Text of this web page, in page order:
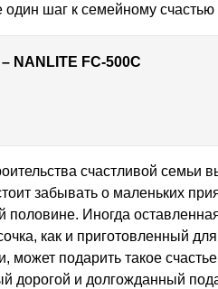
один шаг к семейному
FC-500C
счастливой семьи
забывать о маленьких
половине. Иногда
как и приготовленный
может подарить такое
дорогой и долгожданный